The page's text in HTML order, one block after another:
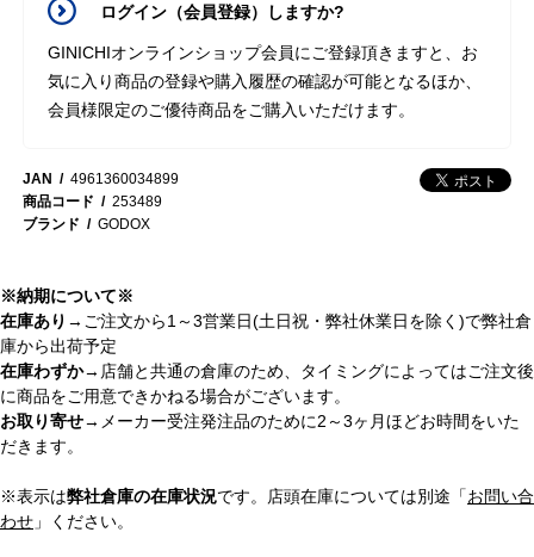
ログイン（会員登録）しますか?
GINICHIオンラインショップ会員にご登録頂きますと、お
気に入り商品の登録や購入履歴の確認が可能となるほか、
会員様限定のご優待商品をご購入いただけます。
JAN
4961360034899
商品コード
253489
ブランド
GODOX
※納期について※
在庫あり →ご注文から1～3営業日(土日祝・弊社休業日を除く)で弊社倉
庫から出荷予定
在庫わずか→店舗と共通の倉庫のため、タイミングによってはご注文後
に商品をご用意できかねる場合がございます。
お取り寄せ→メーカー受注発注品のために2～3ヶ月ほどお時間をいた
だきます。
※表示は弊社倉庫の在庫状況です。店頭在庫については別途「お問い合
わせ 」ください。